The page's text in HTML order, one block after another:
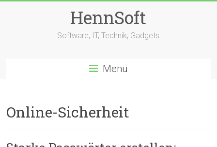
HennSoft
Software, IT, Technik, Gadgets
Menu
Online-Sicherheit